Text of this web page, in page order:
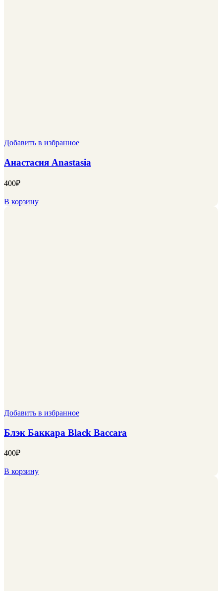
Добавить в избранное
Анастасия Anastasia
400₽
В корзину
Добавить в избранное
Блэк Баккара Black Baccara
400₽
В корзину